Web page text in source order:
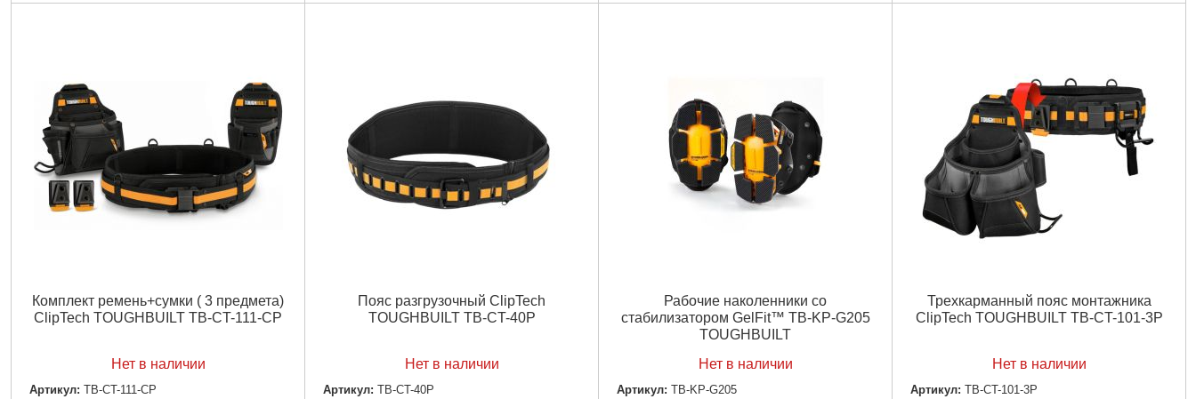
Комплект ремень+сумки ( 3 предмета)
ClipTech TOUGHBUILT TB-CT-111-CP
Нет в наличии
Артикул: TB-CT-111-CP
Пояс разгрузочный ClipTech
TOUGHBUILT TB-CT-40P
Нет в наличии
Артикул: TB-CT-40P
Рабочие наколенники со
стабилизатором GelFit™ TB-KP-G205
TOUGHBUILT
Нет в наличии
Артикул: TB-KP-G205
Трехкарманный пояс монтажника
ClipTech TOUGHBUILT TB-CT-101-3P
Нет в наличии
Артикул: TB-CT-101-3P